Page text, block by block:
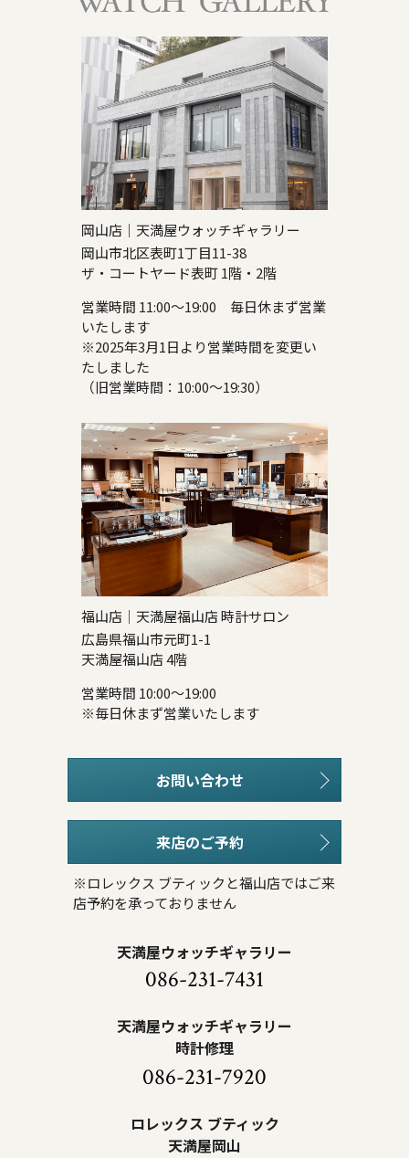
岡山店｜天満屋ウォッチギャラリー
岡山市北区表町1丁目11-38
ザ・コートヤード表町 1階・2階
営業時間 11:00～19:00 毎日休まず営業
いたします
※2025年3月1日より営業時間を変更い
たしました
（旧営業時間：10:00～19:30）
福山店｜天満屋福山店 時計サロン
広島県福山市元町1-1
天満屋福山店 4階
営業時間 10:00～19:00
※毎日休まず営業いたします
お問い合わせ
来店のご予約
※ロレックス ブティックと福山店ではご来
店予約を承っておりません
天満屋ウォッチギャラリー
086-231-7431
天満屋ウォッチギャラリー
時計修理
086-231-7920
ロレックス ブティック
天満屋岡山